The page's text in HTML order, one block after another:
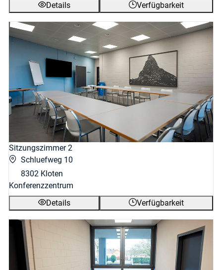
Details
Verfügbarkeit
Sitzungszimmer 2
Schluefweg 10
8302 Kloten
Konferenzzentrum
Details
Verfügbarkeit